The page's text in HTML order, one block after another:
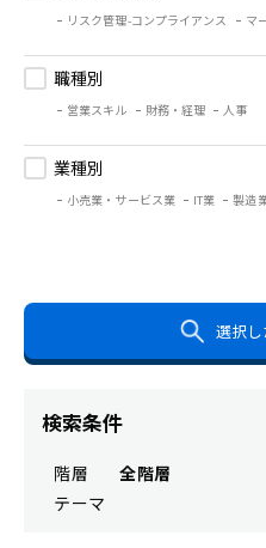
リスク管理-コンプライアンス マ
職種別
営業スキル 財務・経理 人事
業種別
小売業・サービス業 IT業 製造
選択し
検索条件
階層
全階層
テーマ